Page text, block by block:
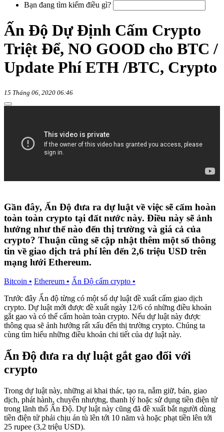
Bạn đang tìm kiếm điều gì?
Ấn Độ Dự Định Cấm Crypto
Triệt Để, NO GOOD cho BTC /
Update Phí ETH /BTC, Crypto
15 Tháng 06, 2020 06:46
Gần đây, Ấn Độ đưa ra dự luật về việc sẽ cấm hoàn
toàn toàn crypto tại đất nước này. Điều này sẽ ảnh
hưởng như thế nào đến thị trường và giá cả của
crypto? Thuận cũng sẽ cập nhật thêm một số thông
tin về giao dịch trả phí lên đến 2,6 triệu USD trên
mạng lưới Ethereum.
Bitcoin • Ethereum • Ấn Độ cấm crypto •
Trước đây Ấn độ từng có một số dự luật đề xuất cấm giao dịch
crypto. Dự luật mới được đề xuất ngày 12/6 có những điều khoản
gắt gao và có thể cấm hoàn toàn crypto. Nếu dự luật này được
thông qua sẽ ảnh hưởng rất xấu đến thị trường crypto. Chúng ta
cùng tìm hiểu những điều khoản chi tiết của dự luật này.
Ấn Độ đưa ra dự luật gắt gao đối với
crypto
Trong dự luật này, những ai khai thác, tạo ra, nắm giữ, bán, giao
dịch, phát hành, chuyển nhượng, thanh lý hoặc sử dụng tiền điện tử
trong lãnh thổ Ấn Độ. Dự luật này cũng đã đề xuất bắt người dùng
tiền điện tử phải chịu án tù lên tới 10 năm và hoặc phạt tiền lên tới
25 rupee (3,2 triệu USD).